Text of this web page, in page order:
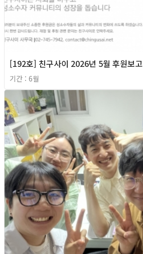
[192호] 친구사이 2026년 5월 후원보고
기간 : 6월